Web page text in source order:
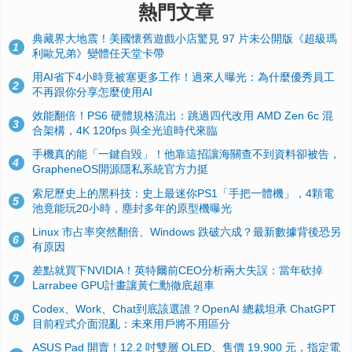
熱門文章
1
典藏界大地震！美國懷舊遊戲小店驚見 97 片未公開版《超級瑪
利歐兄弟》變體任天堂卡帶
2
用AI省下4小時竟被塞更多工作！過來人曝光：為什麼優秀員工
不再跟你分享怎麼使用AI
3
效能翻倍！PS6 硬體規格流出：跳過四代改用 AMD Zen 6c 混
合架構，4K 120fps 與全光追時代來臨
4
手機真的能「一鍵自毀」！他靠這招讓海關查不到資料卻被告，
GrapheneOS開源隱私系統官方力挺
5
索尼歷史上的黑科技：史上最迷你PS1「手把一體機」，4顆電
池竟能玩20小時，塵封多年的原型機曝光
6
Linux 市占率突然翻倍、Windows 跌破六成？最新數據背後恐另
有原因
7
差點就買下NVIDIA！英特爾前CEO分析兩大失誤：當年砍掉
Larrabee GPU計畫讓黃仁勳徹底超車
8
Codex、Work、Chat到底該選誰？OpenAI 總裁坦承 ChatGPT
目前程式介面混亂：未來用戶將不用區分
ASUS Pad 開賣！12.2 吋雙層 OLED、售價 19,900 元，指定電